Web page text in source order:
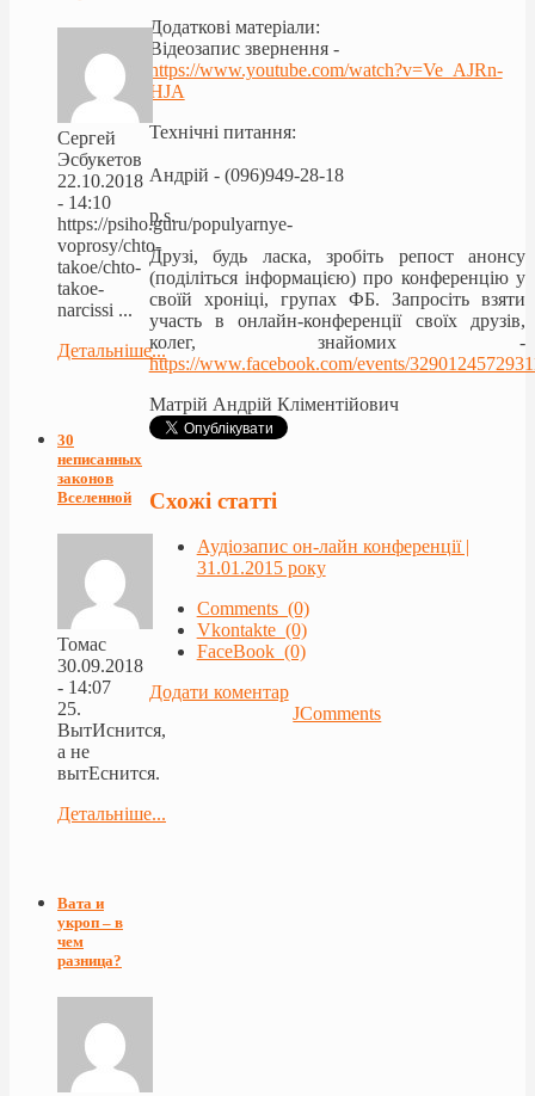
Додаткові матеріали:
Відеозапис звернення -
https://www.youtube.com/watch?v=Ve_AJRn-
HJA
Технічні питання:
Андрiй - (096)949-28-18
p.s.
Друзі, будь ласка, зробіть репост анонсу
(поділіться інформацією) про конференцію у
своїй хроніці, групах ФБ. Запросіть взяти
участь в онлайн-конференції своїх друзів,
колег, знайомих -
https://www.facebook.com/events/
Матрій Андрій Кліментійович
Схожі статті
Аудіозапис он-лайн конференції |
31.01.2015 року
Comments (0)
Vkontakte (0)
FaceBook (0)
Додати коментар
JComments
Сергей
Эсбукетов
22.10.2018
- 14:10
https://psiho.guru/populyarnye-
voprosy/chto-
takoe/chto-
takoe-
narcissi ...
Детальніше...
30
неписанных
законов
Вселенной
Томас
30.09.2018
- 14:07
25.
ВытИснится,
а не
вытЕснится.
Детальніше...
Вата и
укроп – в
чем
разница?